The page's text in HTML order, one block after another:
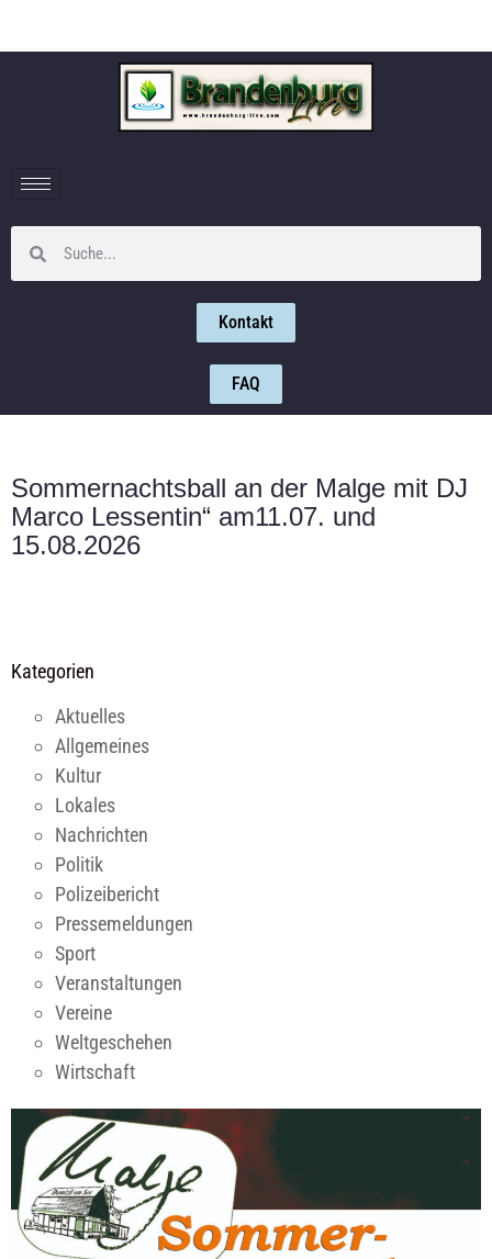
Kontakt
FAQ
Sommernachtsball an der Malge mit DJ
Marco Lessentin“ am11.07. und
15.08.2026
Kategorien
Aktuelles
Allgemeines
Kultur
Lokales
Nachrichten
Politik
Polizeibericht
Pressemeldungen
Sport
Veranstaltungen
Vereine
Weltgeschehen
Wirtschaft